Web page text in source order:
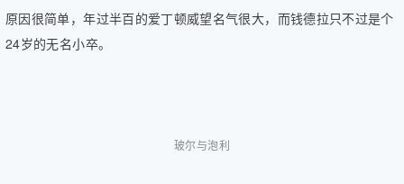
原因很简单，年过半百的爱丁顿威望名气很大，而钱德拉只不过是个
24岁的无名小卒。
玻尔与泡利